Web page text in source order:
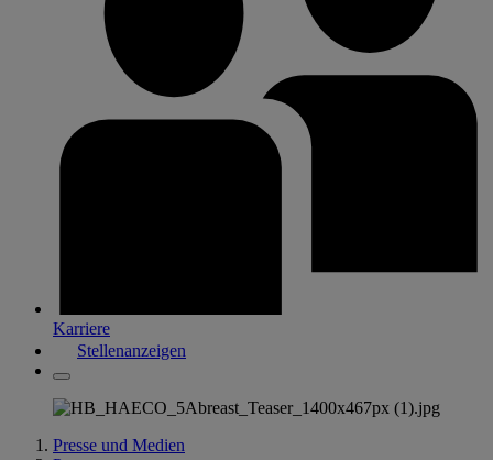
Karriere
Stellenanzeigen
Presse und Medien